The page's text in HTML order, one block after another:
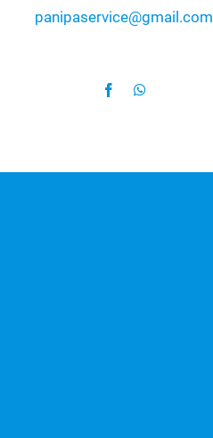
panipaservice@gmail.com